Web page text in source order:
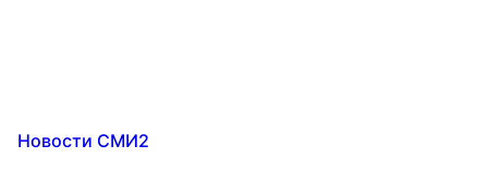
Новости СМИ2